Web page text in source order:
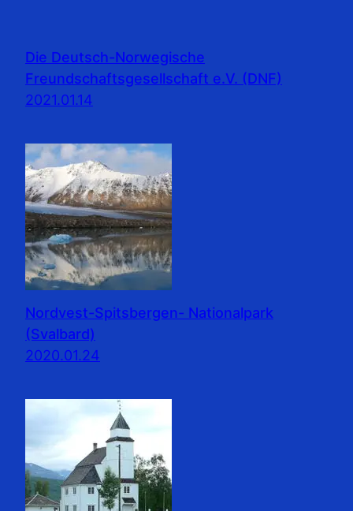
Die Deutsch-Norwegische
Freundschaftsgesellschaft e.V. (DNF)
2021.01.14
Nordvest-Spitsbergen- Nationalpark
(Svalbard)
2020.01.24